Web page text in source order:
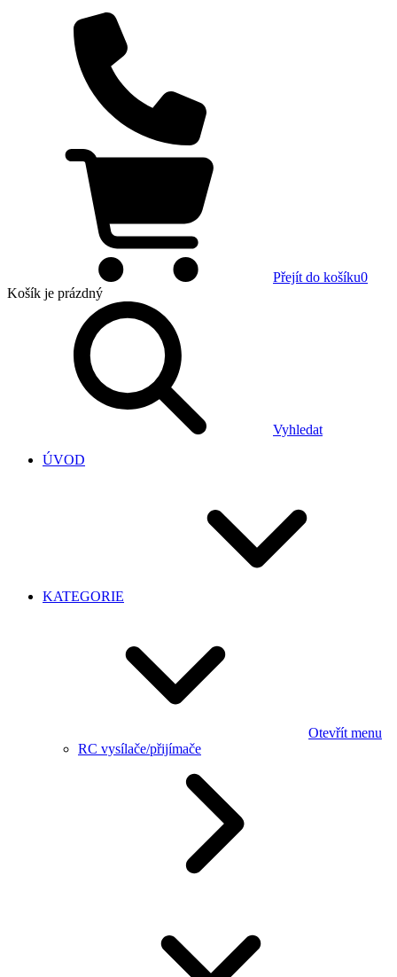
Přejít do košíku0
Košík je prázdný
Vyhledat
ÚVOD
KATEGORIE
Otevřít menu
RC vysílače/přijímače